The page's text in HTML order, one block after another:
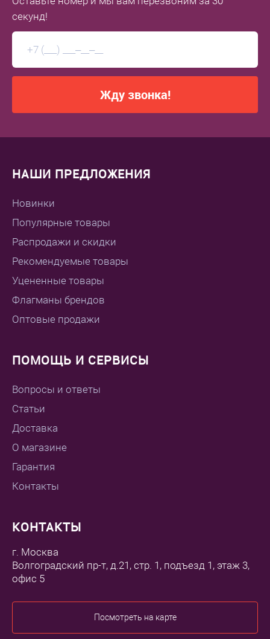
секунд!
Жду звонка!
НАШИ ПРЕДЛОЖЕНИЯ
Новинки
Популярные товары
Распродажи и скидки
Рекомендуемые товары
Уцененные товары
Флагманы брендов
Оптовые продажи
ПОМОЩЬ И СЕРВИСЫ
Вопросы и ответы
Статьи
Доставка
О магазине
Гарантия
Контакты
КОНТАКТЫ
г. Москва
Волгоградский пр-т, д.21, стр. 1, подъезд 1, этаж 3,
офис 5
Посмотреть на карте